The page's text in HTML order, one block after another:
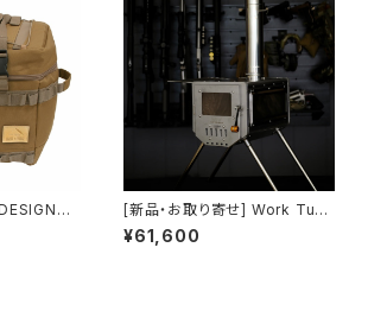
キャンプ
ルにもな
別途)
[新品・お取り寄せ] Work Tuff
Stove WTS-500片面ガラス
モデル (current product/現行
¥61,600